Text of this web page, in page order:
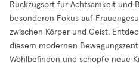
Rückzugsort für Achtsamkeit und
besonderen Fokus auf
zwischen Körper und Geist.
diesem modernen
Wohlbefinden und schöpfe neue